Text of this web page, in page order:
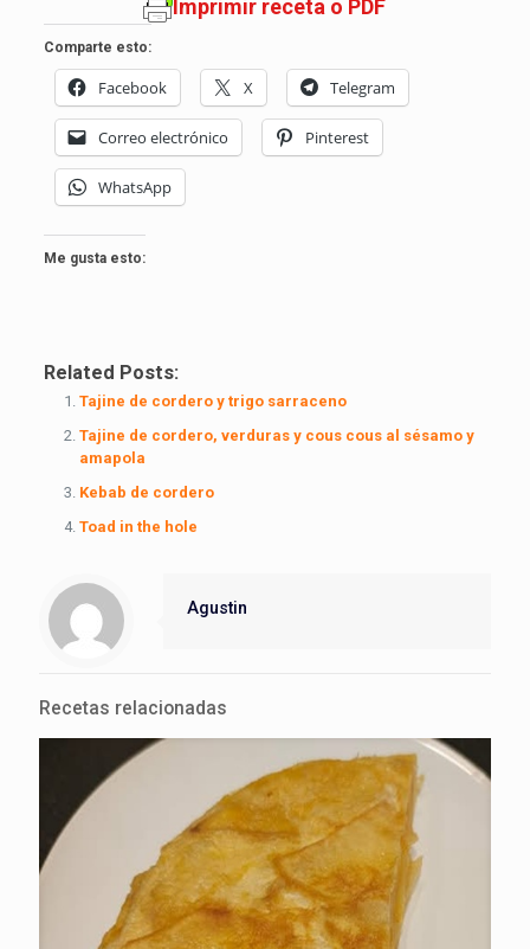
Imprimir receta o PDF
Comparte esto:
Facebook X Telegram
Correo electrónico Pinterest
WhatsApp
Me gusta esto:
Related Posts:
Tajine de cordero y trigo sarraceno
Tajine de cordero, verduras y cous cous al sésamo y
amapola
Kebab de cordero
Toad in the hole
Agustin
Recetas relacionadas